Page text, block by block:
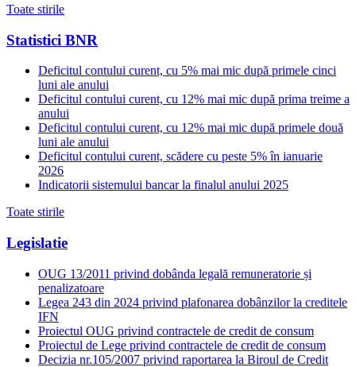
Toate stirile
Statistici BNR
Deficitul contului curent, cu 5% mai mic după primele cinci
luni ale anului
Deficitul contului curent, cu 12% mai mic după prima treime a
anului
Deficitul contului curent, cu 12% mai mic după primele două
luni ale anului
Deficitul contului curent, scădere cu peste 5% în ianuarie
2026
Indicatorii sistemului bancar la finalul anului 2025
Toate stirile
Legislatie
OUG 13/2011 privind dobânda legală remuneratorie și
penalizatoare
Legea 243 din 2024 privind plafonarea dobânzilor la creditele
IFN
Proiectul OUG privind contractele de credit de consum
Proiectul de Lege privind contractele de credit de consum
Decizia nr.105/2007 privind raportarea la Biroul de Credit